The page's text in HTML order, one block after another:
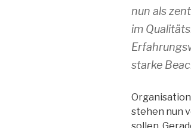
nun als
im
starke
stehen nun